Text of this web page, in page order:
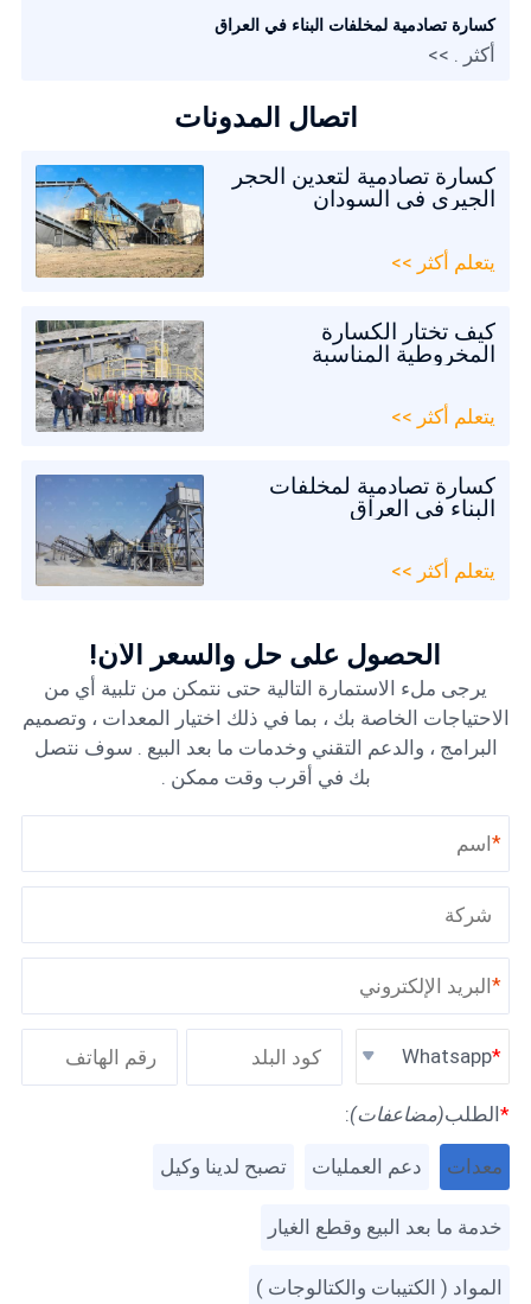
كسارة تصادمية لمخلفات البناء في العراق
أكثر . >>
اتصال المدونات
كسارة تصادمية لتعدين الحجر
الجيري في السودان
يتعلم أكثر >>
كيف تختار الكسارة
المخروطية المناسبة
يتعلم أكثر >>
كسارة تصادمية لمخلفات
البناء في العراق
يتعلم أكثر >>
الحصول على حل والسعر الآن!
يرجى ملء الاستمارة التالية حتى نتمكن من تلبية أي من
الاحتياجات الخاصة بك ، بما في ذلك اختيار المعدات ، وتصميم
البرامج ، والدعم التقني وخدمات ما بعد البيع . سوف نتصل
بك في أقرب وقت ممكن .
*
*
Whatsapp
*الطلب(مضاعفات):
معدات دعم العمليات تصبح لدينا وكيل
خدمة ما بعد البيع وقطع الغيار
المواد ( الكتيبات والكتالوجات )